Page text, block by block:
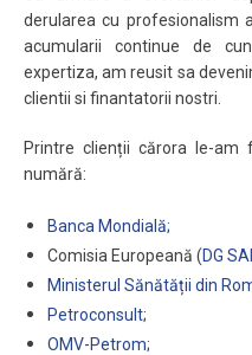
derularea cu profesionalism
acumularii continue de
expertiza, am reusit sa
clientii si finantatorii nostri.
Printre clienții cărora le-am
numără:
Banca Mondială;
Comisia Europeană (DG
Ministerul Sănătății din
Petroconsult;
OMV-Petrom;